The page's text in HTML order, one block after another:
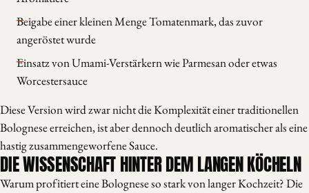
Beigabe einer kleinen Menge Tomatenmark, das zuvor
angeröstet wurde
Einsatz von Umami-Verstärkern wie Parmesan oder etwas
Worcestersauce
Diese Version wird zwar nicht die Komplexität einer traditionellen
Bolognese erreichen, ist aber dennoch deutlich aromatischer als eine
hastig zusammengeworfene Sauce.
DIE WISSENSCHAFT HINTER DEM LANGEN KÖCHELN
Warum profitiert eine Bolognese so stark von langer Kochzeit? Die